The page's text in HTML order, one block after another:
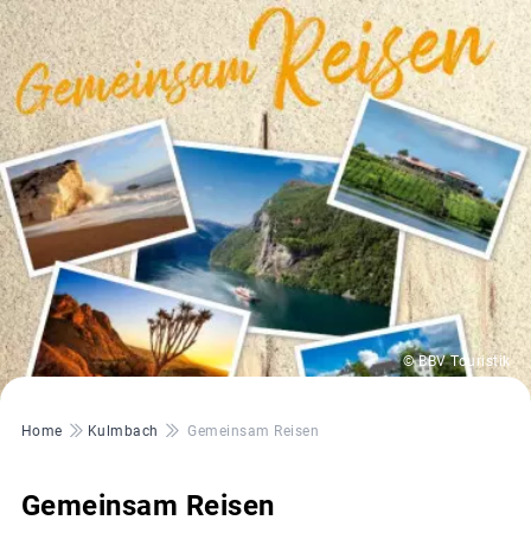
© BBV Touristik
Pfadnavigation
Home Kulmbach Gemeinsam Reisen
Gemeinsam Reisen